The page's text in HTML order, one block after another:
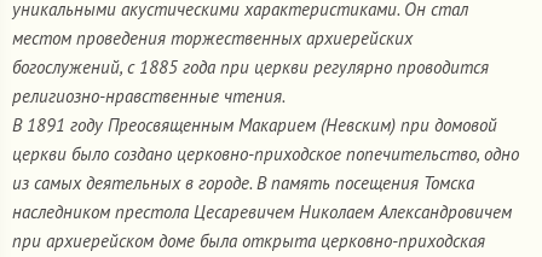
уникальными акустическими характеристиками. Он стал
местом проведения торжественных архиерейских
богослужений, с 1885 года при церкви регулярно проводится
религиозно-нравственные чтения.
В 1891 году Преосвященным Макарием (Невским) при домовой
церкви было создано церковно-приходское попечительство, одно
из самых деятельных в городе. В память посещения Томска
наследником престола Цесаревичем Николаем Александровичем
при архиерейском доме была открыта церковно-приходская